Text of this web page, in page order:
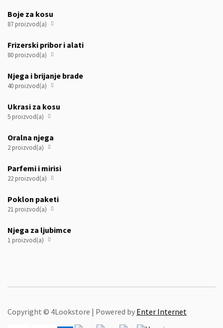
Boje za kosu
87 proizvod(a) 
Frizerski pribor i alati
80 proizvod(a) 
Njega i brijanje brade
40 proizvod(a) 
Ukrasi za kosu
5 proizvod(a) 
Oralna njega
2 proizvod(a) 
Parfemi i mirisi
22 proizvod(a) 
Poklon paketi
21 proizvod(a) 
Njega za ljubimce
1 proizvod(a) 
Copyright © 4Lookstore | Powered by Enter Internet